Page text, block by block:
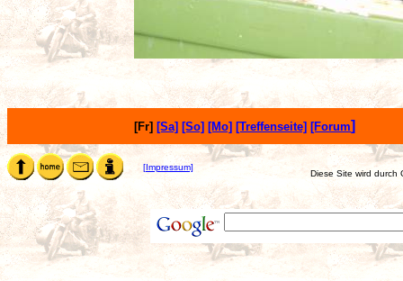
[Fr] [Sa] [So] [Mo] [Treffenseite] [Forum]
[Impressum]
Diese Site wird durch